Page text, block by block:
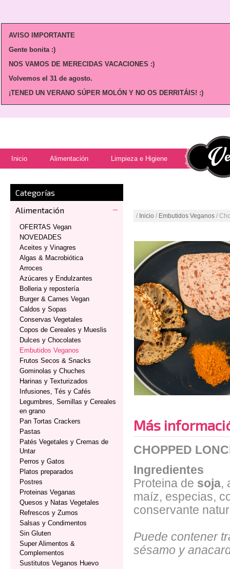
AVISO IMPORTANTE
Gente bonita :)
NOS VAMOS DE MERECIDAS VACACIONES :)
Volvemos el 31 de agosto.
¡TENED UN VERANO SÚPER MOLÓN Y NO OS DERRITÁIS! :)
Inicio Alimentación Limpieza e Higiene
Categorías
Alimentación
OFERTAS Vegan
NOVEDADES
Aceites y Vinagres
Algas & Macrobiótica
Arroces
Azúcares y Endulzantes
Bolleria y repostería
Burger & Carnes Vegan
Caldos y Sopas
Conservas Vegetales
Copos de Cereales y Mueslis
Dulces y Chocolates
Embutidos Veganos
Frutos Secos & Snacks
Gominolas y Chuches
Harinas y Texturizados
Infusiones, Tés y Cafés
Legumbres, Semillas y Cereales
en grano
Pan Tortas Crackers
Pastas
Patés Vegetales y Cremas de
Untar
Perros y Gatos
Platos preparados
Postres
Proteinas Veganas
Quesos y Natas Vegetales
Refrescos y Zumos
Salsas y Condimentos
Sin Gluten
Super Alimentos &
Complementos
Sustitutos Veganos Huevo
/ Inicio / Embutidos Veganos /
Más
CHOPPED
Ingredientes
Proteina de soja,
maíz, especias,
conservante
Puede contener
sésamo y